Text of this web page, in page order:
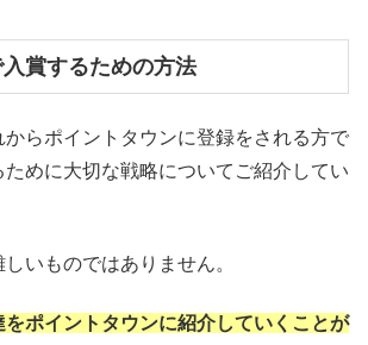
賞するための方法
からポイントタウンに登録をされる方で
ために大切な戦略についてご紹介してい
いものではありません。
をポイントタウンに紹介していくことが